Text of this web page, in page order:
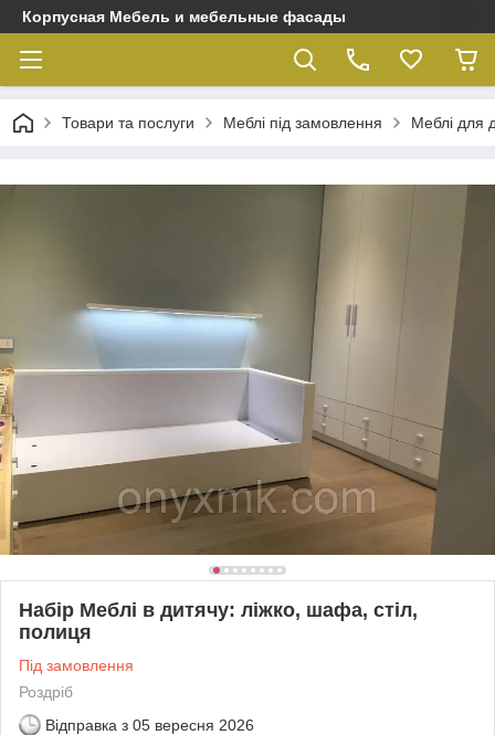
Корпусная Мебель и мебельные фасады
Товари та послуги Меблі під замовлення Меблі для
Набір Меблі в дитячу: ліжко, шафа, стіл,
полиця
Під замовлення
Роздріб
Відправка з 05 вересня 2026